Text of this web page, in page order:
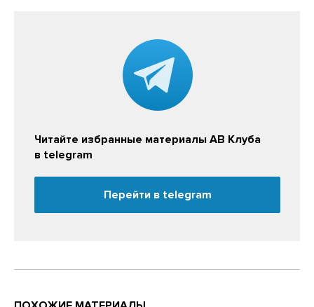
Читайте избранные материалы АВ Клуба
в telegram
Перейти в telegram